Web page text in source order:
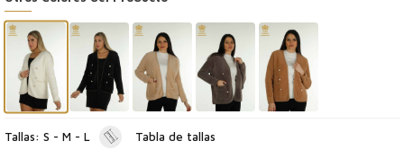
Tallas: S - M - L Tabla de tallas